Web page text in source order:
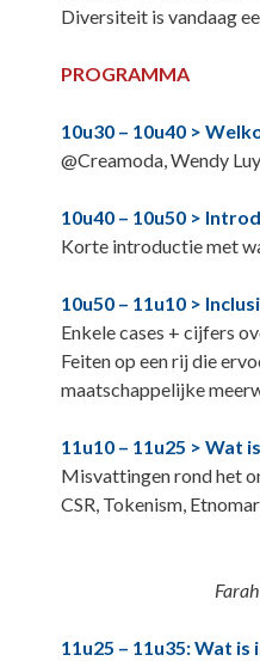
Diversiteit is vandaag
PROGRAMMA
10u30 – 10u40 >
@Creamoda, Wendy
10u40 – 10u50 >
Korte introductie met
10u50 – 11u10 >
Enkele cases + cijfers
Feiten op een rij die
maatschappelijke
11u10 – 11u25 > Wat
Misvattingen rond het
CSR, Tokenism,
11u25 – 11u35: Wat